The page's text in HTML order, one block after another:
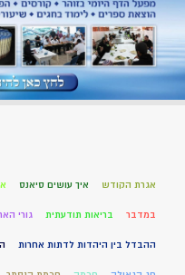
אגרת הקודש איך עושים סיאנס
במדבר בריאות תודעתית גורי
ההבדל בין היהדות לדתות אחרות